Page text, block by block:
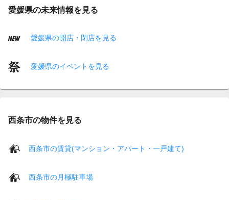
愛媛県の未来情報を見る
愛媛県の開店・閉店を見る
愛媛県のイベントを見る
西条市の物件を見る
西条市の賃貸(マンション・アパート・一戸建て)
西条市の月極駐車場